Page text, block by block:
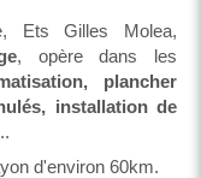
Ets Gilles Molea,
, opère dans les
plancher
installation de
d'environ 60km.